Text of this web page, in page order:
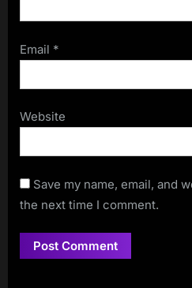
Email *
Website
Save my name, email, and
the next time I comment.